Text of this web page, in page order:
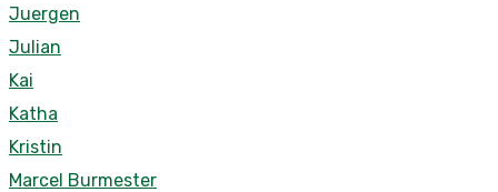
Juergen
Julian
Kai
Katha
Kristin
Marcel Burmester